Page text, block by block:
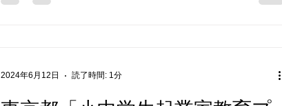
2024年6月12日 読了時間: 1分